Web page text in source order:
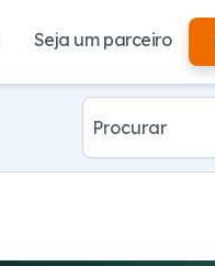
Seja um parceiro